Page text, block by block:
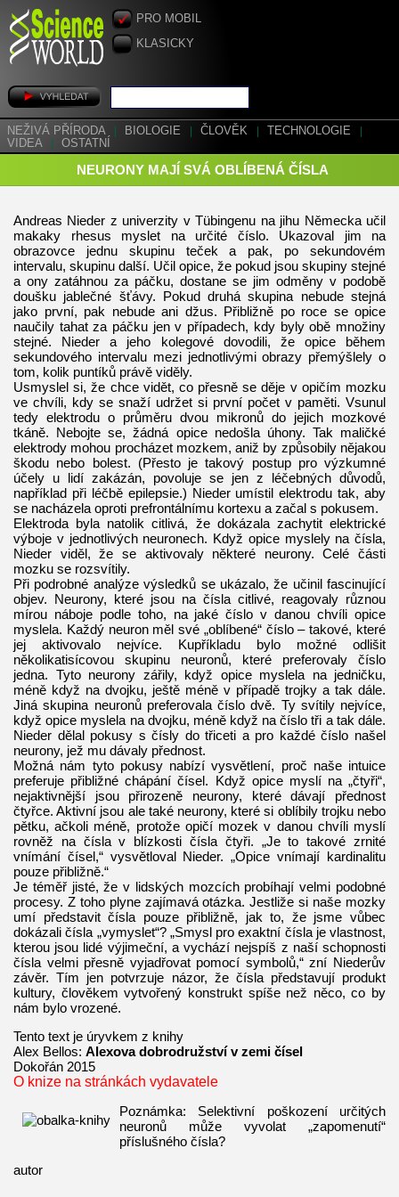
PRO MOBIL
KLASICKY
NEŽIVÁ PŘÍRODA BIOLOGIE ČLOVĚK TECHNOLOGIE
VIDEA
OSTATNÍ
NEURONY MAJÍ SVÁ OBLÍBENÁ ČÍSLA
Andreas Nieder z univerzity v Tübingenu na jihu Německa učil
makaky rhesus myslet na určité číslo. Ukazoval jim na
obrazovce jednu skupinu teček a pak, po sekundovém
intervalu, skupinu další. Učil opice, že pokud jsou skupiny stejné
a ony zatáhnou za páčku, dostane se jim odměny v podobě
doušku jablečné šťávy. Pokud druhá skupina nebude stejná
jako první, pak nebude ani džus. Přibližně po roce se opice
naučily tahat za páčku jen v případech, kdy byly obě množiny
stejné. Nieder a jeho kolegové dovodili, že opice během
sekundového intervalu mezi jednotlivými obrazy přemýšlely o
tom, kolik puntíků právě viděly.
Usmyslel si, že chce vidět, co přesně se děje v opičím mozku
ve chvíli, kdy se snaží udržet si první počet v paměti. Vsunul
tedy elektrodu o průměru dvou mikronů do jejich mozkové
tkáně. Nebojte se, žádná opice nedošla úhony. Tak maličké
elektrody mohou procházet mozkem, aniž by způsobily nějakou
škodu nebo bolest. (Přesto je takový postup pro výzkumné
účely u lidí zakázán, povoluje se jen z léčebných důvodů,
například při léčbě epilepsie.) Nieder umístil elektrodu tak, aby
se nacházela oproti prefrontálnímu kortexu a začal s pokusem.
Elektroda byla natolik citlivá, že dokázala zachytit elektrické
výboje v jednotlivých neuronech. Když opice myslely na čísla,
Nieder viděl, že se aktivovaly některé neurony. Celé části
mozku se rozsvítily.
Při podrobné analýze výsledků se ukázalo, že učinil fascinující
objev. Neurony, které jsou na čísla citlivé, reagovaly různou
mírou náboje podle toho, na jaké číslo v danou chvíli opice
myslela. Každý neuron měl své „oblíbené“ číslo – takové, které
jej aktivovalo nejvíce. Kupříkladu bylo možné odlišit
několikatisícovou skupinu neuronů, které preferovaly číslo
jedna. Tyto neurony zářily, když opice myslela na jedničku,
méně když na dvojku, ještě méně v případě trojky a tak dále.
Jiná skupina neuronů preferovala číslo dvě. Ty svítily nejvíce,
když opice myslela na dvojku, méně když na číslo tři a tak dále.
Nieder dělal pokusy s čísly do třiceti a pro každé číslo našel
neurony, jež mu dávaly přednost.
Možná nám tyto pokusy nabízí vysvětlení, proč naše intuice
preferuje přibližné chápání čísel. Když opice myslí na „čtyři“,
nejaktivnější jsou přirozeně neurony, které dávají přednost
čtyřce. Aktivní jsou ale také neurony, které si oblíbily trojku nebo
pětku, ačkoli méně, protože opičí mozek v danou chvíli myslí
rovněž na čísla v blízkosti čísla čtyři. „Je to takové zrnité
vnímání čísel,“ vysvětloval Nieder. „Opice vnímají kardinalitu
pouze přibližně.“
Je téměř jisté, že v lidských mozcích probíhají velmi podobné
procesy. Z toho plyne zajímavá otázka. Jestliže si naše mozky
umí představit čísla pouze přibližně, jak to, že jsme vůbec
dokázali čísla „vymyslet“? „Smysl pro exaktní čísla je vlastnost,
kterou jsou lidé výjimeční, a vychází nejspíš z naší schopnosti
čísla velmi přesně vyjadřovat pomocí symbolů,“ zní Niederův
závěr. Tím jen potvrzuje názor, že čísla představují produkt
kultury, člověkem vytvořený konstrukt spíše než něco, co by
nám bylo vrozené.
Tento text je úryvkem z knihy
Alex Bellos: Alexova dobrodružství v zemi čísel
Dokořán 2015
O knize na stránkách vydavatele
Poznámka: Selektivní poškození určitých
neuronů může vyvolat „zapomenutí“
příslušného čísla?
autor